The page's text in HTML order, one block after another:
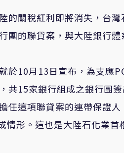
的關稅紅利即將消失，台
團的聯貸案，與大陸銀行
於10月13日宣布，為支應
共15家銀行組成之銀行團
任這項聯貸案的連帶保證
情形。這也是大陸石化業